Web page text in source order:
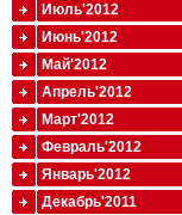
Июль'2012
Июнь'2012
Май'2012
Апрель'2012
Март'2012
Февраль'2012
Январь'2012
Декабрь'2011